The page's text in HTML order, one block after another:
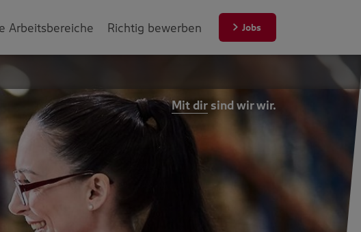
Arbeitsbereiche Richtig bewerben Jobs
Mit dirsind wir wir.